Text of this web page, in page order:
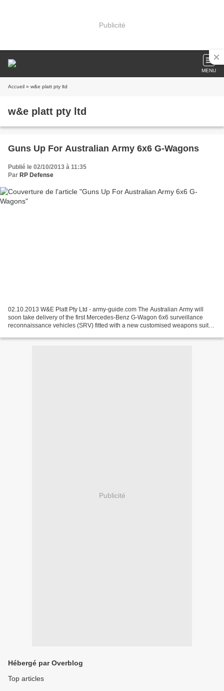
Publicité
MENU
Accueil » w&e platt pty ltd
w&e platt pty ltd
Guns Up For Australian Army 6x6 G-Wagons
Publié le 02/10/2013 à 11:35
Par RP Defense
02.10.2013 W&E Platt Pty Ltd - army-guide.com The Australian Army will
soon take delivery of the first Mercedes-Benz G-Wagon 6x6 surveillance
reconnaissance vehicles (SRV) fitted with a new customised weapons suite.
Publicité
Hébergé par Overblog
Top articles